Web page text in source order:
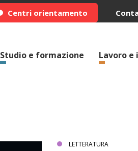
Centri orientamento
Studio e formazione Lavoro e
LETTERATURA